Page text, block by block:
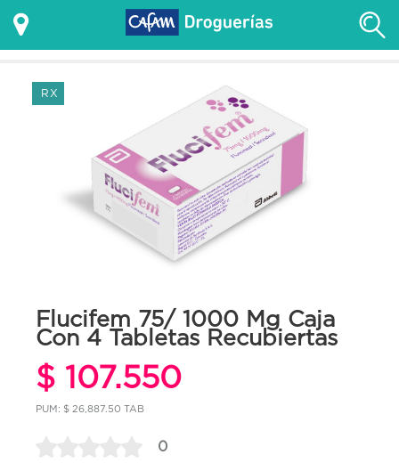
RX
Flucifem 75/ 1000 Mg Caja
Con 4 Tabletas Recubiertas
$ 107.550
PUM: $ 26,887.50 TAB
0